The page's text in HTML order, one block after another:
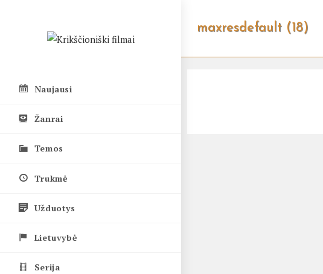
Naujausi
Žanrai
Temos
Trukmė
Užduotys
Lietuvybė
Serija
maxresdefault (18)